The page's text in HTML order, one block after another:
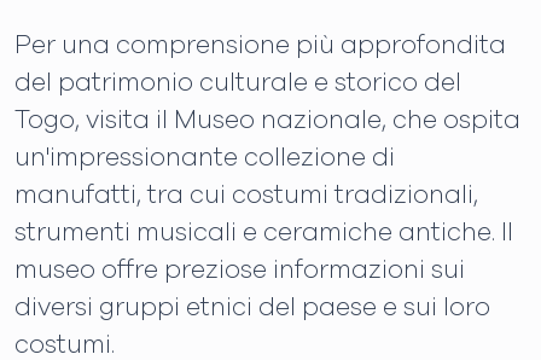
Per una comprensione più approfondita
del patrimonio culturale e storico del
Togo, visita il Museo nazionale, che ospita
un'impressionante collezione di
manufatti, tra cui costumi tradizionali,
strumenti musicali e ceramiche antiche. Il
museo offre preziose informazioni sui
diversi gruppi etnici del paese e sui loro
costumi.